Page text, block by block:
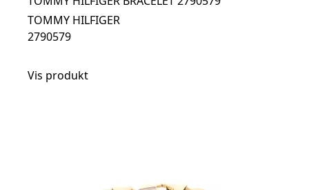
TOMMY HILFIGER
2790579
Vis produkt